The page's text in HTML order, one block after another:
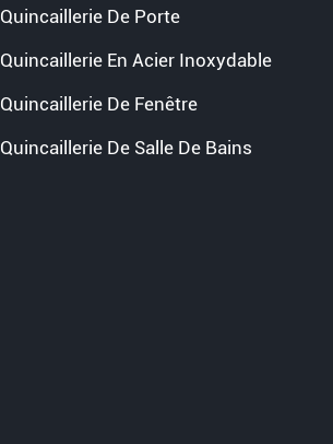
Quincaillerie De Porte
Quincaillerie En Acier Inoxydable
Quincaillerie De Fenêtre
Quincaillerie De Salle De Bains